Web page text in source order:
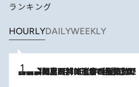
ランキング
HOURLYDAILYWEEKLY
2026.8.8
「最後に見られてよかった」上野動物園の東園パンダ舎が解体前に特別公開。8月16日まで延長されたパネル展と共に辿る“半世紀”のパンダ飼育《解体工事の図面あり》